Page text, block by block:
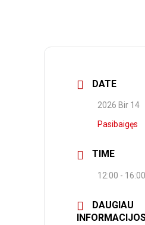
DATE
2026 Bir 14
Pasibaigęs
TIME
12:00 - 16:00
DAUGIAU